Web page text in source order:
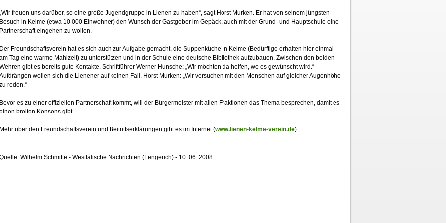
„Wir freuen uns darüber, so eine große Jugendgruppe in Lienen zu haben“, sagt Horst Murken. Er hat von seinem jüngsten
Besuch in Kelme (etwa 10 000 Einwohner) den Wunsch der Gastgeber im Gepäck, auch mit der Grund- und Hauptschule eine
Partnerschaft eingehen zu wollen.
Der Freundschaftsverein hat es sich auch zur Aufgabe gemacht, die Suppenküche in Kelme (Bedürftige erhalten hier einmal
am Tag eine warme Mahlzeit) zu unterstützen und in der Schule eine deutsche Bibliothek aufzubauen. Zwischen den beiden
Wehren gibt es bereits gute Kontakte. Schriftführer Werner Hunsche: „Wir möchten da helfen, wo es gewünscht wird.“
Aufdrängen wollen sich die Lienener auf keinen Fall. Horst Murken: „Wir versuchen mit den Menschen auf gleicher Augenhöhe
zu reden.“
Bevor es zu einer offiziellen Partnerschaft kommt, will der Bürgermeister mit allen Fraktionen das Thema besprechen, damit es
einen breiten Konsens gibt.
Mehr über den Freundschaftsverein und Beitrittserklärungen gibt es im Internet (www.lienen-kelme-verein.de).
Quelle: Wilhelm Schmitte - Westfälische Nachrichten (Lengerich) - 10. 06. 2008